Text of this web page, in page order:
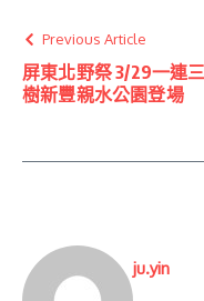
Previous Article
屏東北野祭 3/29一連
樹新豐親水公園登場
ju.yin